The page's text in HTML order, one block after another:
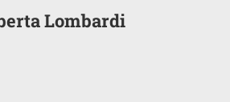
Lombardi